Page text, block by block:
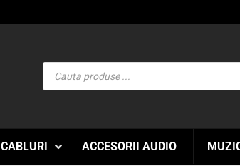
Products
search
CABLURI ACCESORII AUDIO